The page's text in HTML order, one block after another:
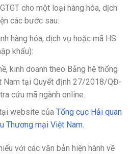
cho một loại hàng hóa, dịch
các bước sau:
hàng hóa, dịch vụ hoặc mã HS
khẩu):
kinh doanh theo Bảng hệ thống
Nam tại Quyết định 27/2018/QĐ-
cứu mã ngành online.
website của Tổng cục Hải quan
Thương mại Việt Nam.
với các văn bản hiện hành về